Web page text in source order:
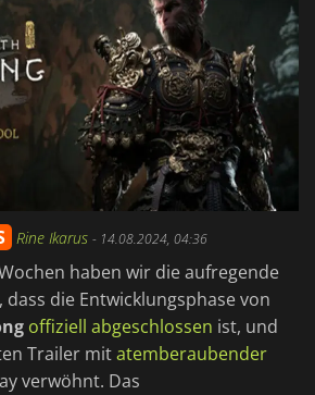
Rine Ikarus - 14.08.2024, 04:36
haben wir die aufregende
die Entwicklungsphase von
offiziell abgeschlossen ist, und
Trailer mitatemberaubender
verwöhnt. Das